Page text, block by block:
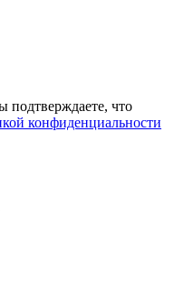
что
конфиденциальности